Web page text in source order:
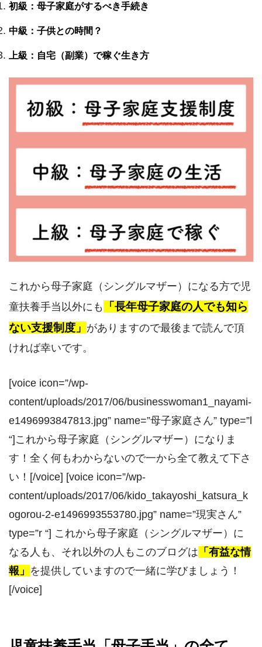
初級：母子家庭がするべき手続き
中級：子供との時間？
上級：自宅（副業）で稼ぐ生き方
これから母子家庭（シングルマザー）になる方で児
童扶養手当以外にも
「長年母子家庭の人でも知ら
ない支援制度」 がありますので最後まで読んで頂
ければ幸いです。
[voice icon=”/wp-
content/uploads/2017/06/businesswoman1_nayami-
e1496993847813.jpg” name=”母子家庭さん” type=”l
“]これから母子家庭（シングルマザー）になりま
す！全く何もわからないので一から全て教えて下さ
い！[/voice] [voice icon=”/wp-
content/uploads/2017/06/kido_takayoshi_katsura_k
ogorou-2-e1496993553780.jpg” name=”現実さん”
type=”r “] これから母子家庭（シングルマザー）に
なる人も、それ以外の人もこのブログは 「有益な情
報」 を提供していますので一緒に学びましょう！
[/voice]